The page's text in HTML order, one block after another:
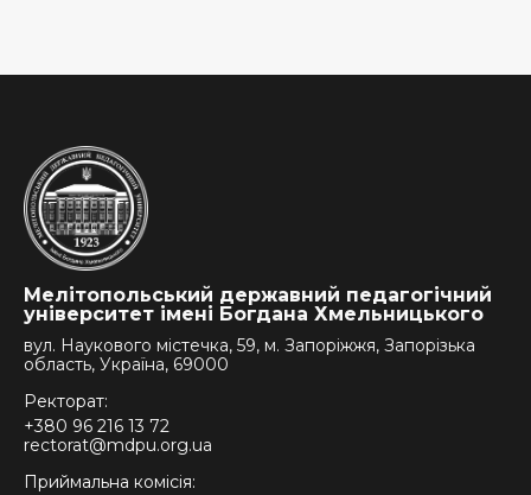
Мелітопольський державний педагогічний
університет імені Богдана Хмельницького
вул. Наукового містечка, 59, м. Запоріжжя, Запорізька
область, Україна, 69000
Ректорат:
+380 96 216 13 72
rectorat@mdpu.org.ua
Приймальна комісія: